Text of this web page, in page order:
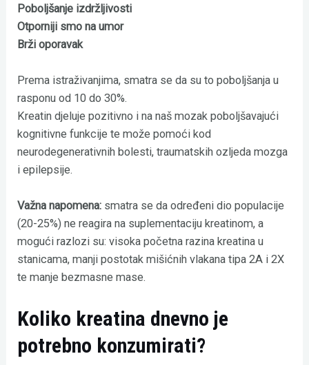
Poboljšanje izdržljivosti
Otporniji smo na umor
Brži oporavak
Prema istraživanjima, smatra se da su to poboljšanja u
rasponu od 10 do 30%.
Kreatin djeluje pozitivno i na naš mozak poboljšavajući
kognitivne funkcije te može pomoći kod
neurodegenerativnih bolesti, traumatskih ozljeda mozga
i epilepsije.
Važna napomena: smatra se da određeni dio populacije
(20-25%) ne reagira na suplementaciju kreatinom, a
mogući razlozi su: visoka početna razina kreatina u
stanicama, manji postotak mišićnih vlakana tipa 2A i 2X
te manje bezmasne mase.
Koliko kreatina dnevno je
potrebno konzumirati?